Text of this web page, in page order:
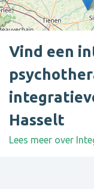
Vind een
Hasselt
Lees meer over